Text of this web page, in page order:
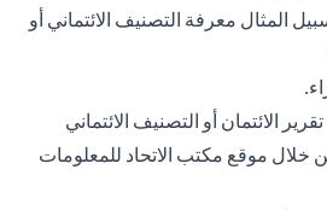
المثال معرفة التصنيف الائتماني أو
الائتمان أو التصنيف الائتماني
خلال موقع مكتب الاتحاد للمعلومات